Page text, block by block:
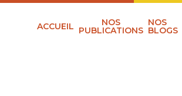
ACCUEIL NOS
PUBLICATIONS
NOS
BLOGS